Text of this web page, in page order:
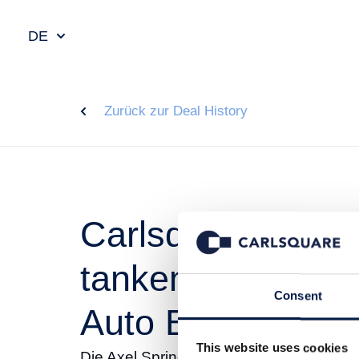
Consent
This website uses cookies
DE
Zurück zur Deal History
Carlsquare
tanken.de bei
Auto Bild